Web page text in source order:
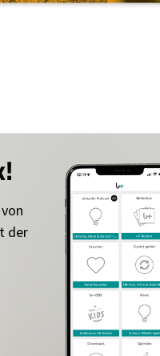
der